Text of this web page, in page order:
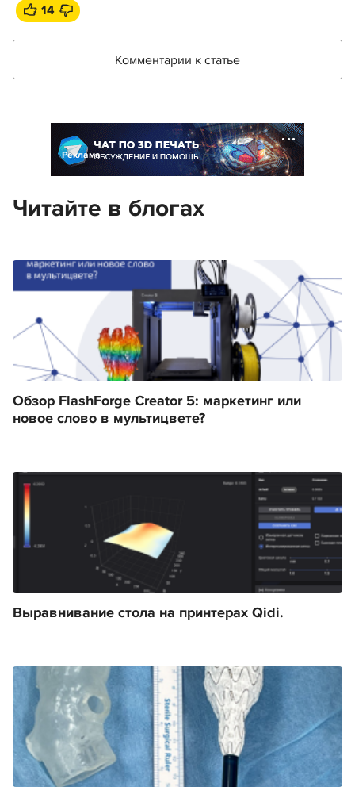
14
Комментарии к статье
Реклама
Читайте в блогах
Обзор FlashForge Creator 5: маркетинг или
новое слово в мультицвете?
Выравнивание стола на принтерах Qidi.